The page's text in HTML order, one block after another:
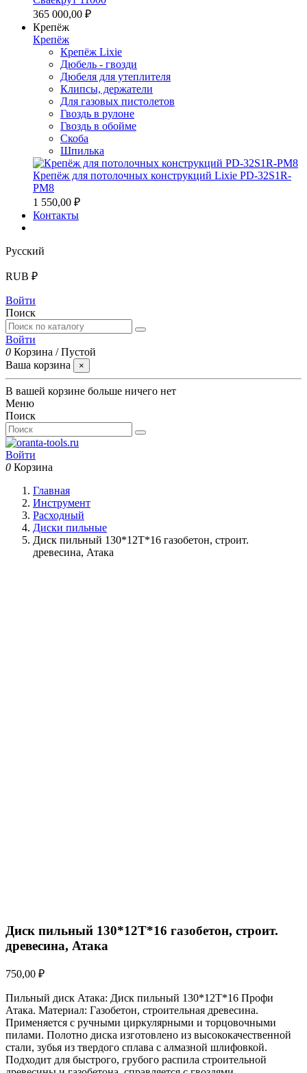
365 000,00 ₽
Крепёж
Крепёж
Крепёж Lixie
Дюбель - гвозди
Дюбеля для утеплителя
Клипсы, держатели
Для газовых пистолетов
Гвоздь в рулоне
Гвоздь в обойме
Скоба
Шпилька
Крепёж для потолочных конструкций Lixie PD-32S1R-
PM8
1 550,00 ₽
Контакты
Русский
RUB ₽
Войти
Поиск
Войти
0 Корзина /Пустой
Ваша корзина
×
В вашей корзине больше ничего нет
Меню
Поиск
Войти
0 Корзина
Главная
Инструмент
Расходный
Диски пильные
Диск пильный 130*12T*16 газобетон, строит.
древесина, Атака
Диск пильный 130*12T*16 газобетон, строит.
древесина, Атака
750,00 ₽
Пильный диск Атака: Диск пильный 130*12T*16 Профи
Атака. Материал: Газобетон, строительная древесина.
Применяется с ручными циркулярными и торцовочными
пилами. Полотно диска изготовлено из высококачественной
стали, зубья из твердого сплава с алмазной шлифовкой.
Подходит для быстрого, грубого распила строительной